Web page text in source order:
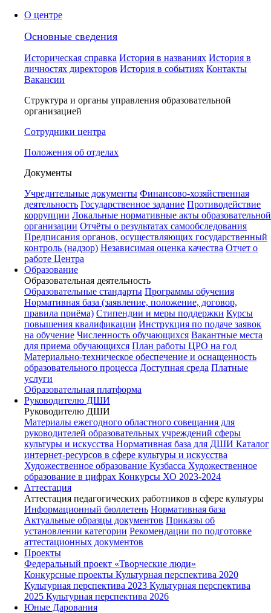
О центре
Основные сведения
Историческая справка История в названиях История в
личностях директоров История в событиях Контакты
Вакансии
Структура и органы управления образовательной
организацией
Сотрудники центра
Положения об отделах
Документы
Учредительные документы Финансово-хозяйственная
деятельность Государственное задание Противодействие
коррупции Локальные нормативные акты образовательной
организации Отчёты о результатах самообследования
Предписания органов, осуществляющих государственный
контроль (надзор) Независимая оценка качества Отчет о
работе Центра
Образование
Образовательная деятельность
Образовательные стандарты Программы обучения
Нормативная база (заявление, положение, договор,
правила приёма) Стипендии и меры поддержки Курсы
повышения квалификации Инструкция по подаче заявок
на обучение Численность обучающихся Вакантные места
для приема обучающихся План работы ЦРО на год
Материально-техническое обеспечение и оснащенность
образовательного процесса Доступная среда Платные
услуги
Образовательная платформа
Руководителю ДШИ
Руководителю ДШИ
Материалы ежегодного областного совещания для
руководителей образовательных учреждений сферы
культуры и искусства Нормативная база для ДШИ Каталог
интернет-ресурсов в сфере культуры и искусства
Художественное образование Кузбасса Художественное
образование в цифрах Конкурсы ХО 2023-2024
Аттестация
Аттестация педагогических работников в сфере культуры
Информационный бюллетень Нормативная база
Актуальные образцы документов Приказы об
установлении категории Рекомендации по подготовке
аттестационных документов
Проекты
Федеральный проект «Творческие люди»
Конкурсные проекты Культурная перспектива 2020
Культурная перспектива 2023 Культурная перспектива
2025 Культурная перспектива 2026
Юные Дарования